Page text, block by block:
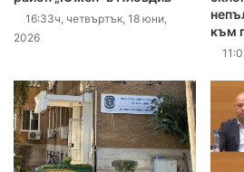
16:33ч, четвъртък, 18 юни,
2026
към